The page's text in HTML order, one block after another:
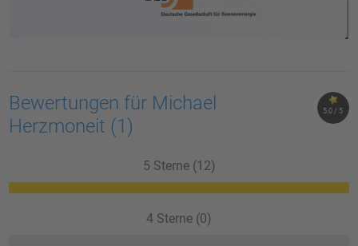
5.0 / 5
Bewertungen für Michael
Herzmoneit (1)
5 Sterne (12)
4 Sterne (0)